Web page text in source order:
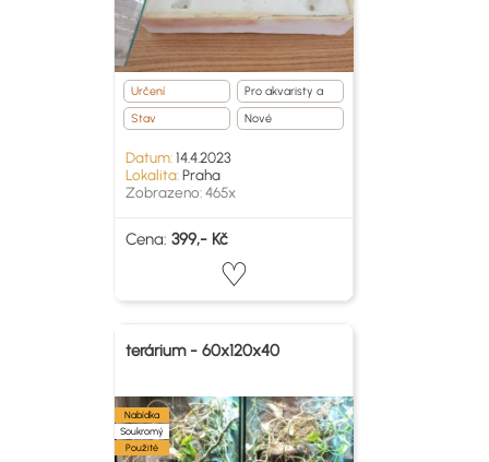
Určení
Pro akvaristy a
teraristy
Stav
Nové
Datum:14.4.2023
Lokalita:Praha
Zobrazeno: 465x
Cena: 399,- Kč
terárium - 60x120x40
Nabídka
Soukromý
Použité